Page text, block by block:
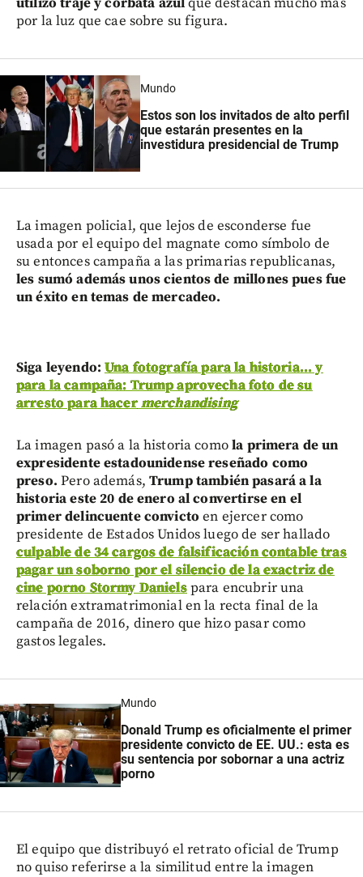
por la luz que cae sobre su figura.
Mundo
Estos son los invitados de alto perfil
que estarán presentes en la
investidura presidencial de Trump
La imagen policial, que lejos de esconderse fue
usada por el equipo del magnate como símbolo de
su entonces campaña a las primarias republicanas,
les sumó además unos cientos de millones pues fue
un éxito en temas de mercadeo.
Siga leyendo:Una fotografía para la historia... y
para la campaña: Trump aprovecha foto de su
arresto para hacermerchandising
La imagen pasó a la historia comola primera de un
expresidente estadounidense reseñado como
preso. Pero además, Trump también pasará a la
historia este 20 de enero al convertirse en el
primer delincuente convictoen ejercer como
presidente de Estados Unidos luego de ser hallado
culpable de 34 cargos de falsificación contable tras
pagar un soborno por el silencio de la exactriz de
cine porno Stormy Danielspara encubrir una
relación extramatrimonial en la recta final de la
campaña de 2016, dinero que hizo pasar como
gastos legales.
Mundo
Donald Trump es oficialmente el primer
presidente convicto de EE. UU.: esta es
su sentencia por sobornar a una actriz
porno
El equipo que distribuyó el retrato oficial de Trump
no quiso referirse a la similitud entre la imagen